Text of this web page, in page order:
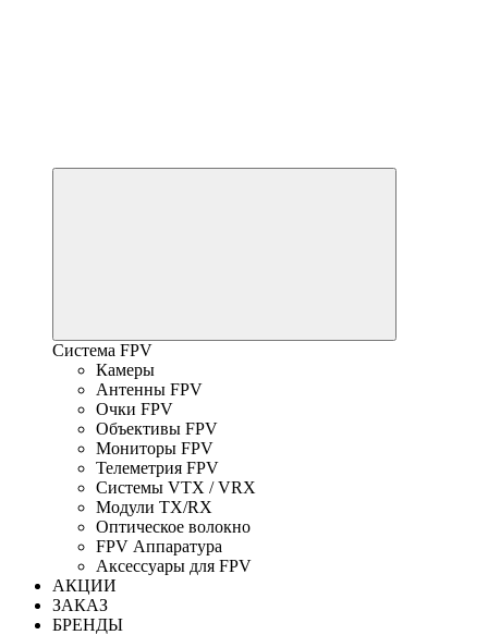
Система FPV
Камеры
Антенны FPV
Очки FPV
Объективы FPV
Мониторы FPV
Телеметрия FPV
Системы VTX / VRX
Модули TX/RX
Оптическое волокно
FPV Аппаратура
Аксессуары для FPV
АКЦИИ
ЗАКАЗ
БРЕНДЫ